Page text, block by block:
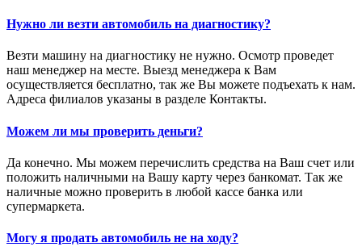
Нужно ли везти автомобиль на диагностику?
Везти машину на диагностику не нужно. Осмотр проведет
наш менеджер на месте. Выезд менеджера к Вам
осуществляется бесплатно, так же Вы можете подъехать к нам.
Адреса филиалов указаны в разделе Контакты.
Можем ли мы проверить деньги?
Да конечно. Мы можем перечислить средства на Ваш счет или
положить наличными на Вашу карту через банкомат. Так же
наличные можно проверить в любой кассе банка или
супермаркета.
Могу я продать автомобиль не на ходу?